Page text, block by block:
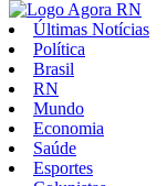
Últimas Notícias
Política
Brasil
RN
Mundo
Economia
Saúde
Esportes